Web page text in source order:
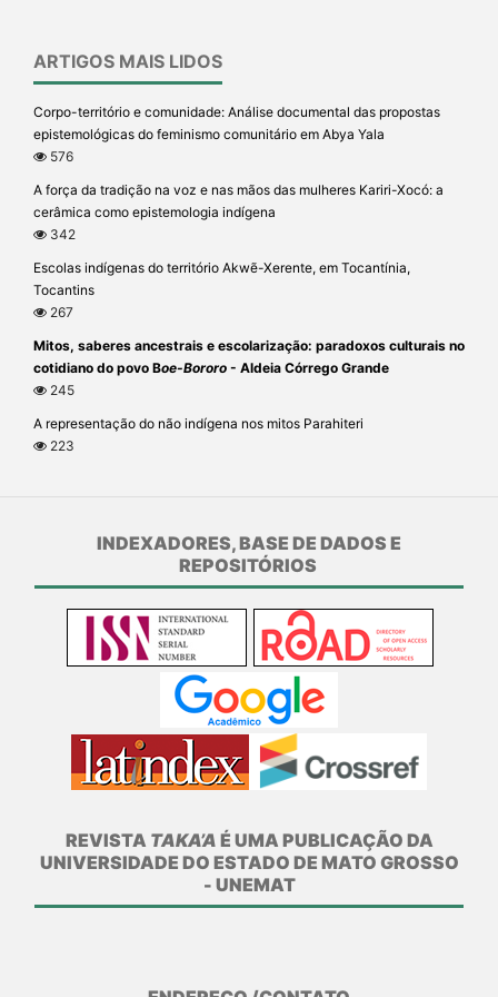
ARTIGOS MAIS LIDOS
Corpo-território e comunidade: Análise documental das propostas
epistemológicas do feminismo comunitário em Abya Yala
576
A força da tradição na voz e nas mãos das mulheres Kariri-Xocó: a
cerâmica como epistemologia indígena
342
Escolas indígenas do território Akwẽ-Xerente, em Tocantínia,
Tocantins
267
Mitos, saberes ancestrais e escolarização: paradoxos culturais no
cotidiano do povo Boe-Bororo - Aldeia Córrego Grande
245
A representação do não indígena nos mitos Parahiteri
223
INDEXADORES, BASE DE DADOS E
REPOSITÓRIOS
REVISTA TAKA’A É UMA PUBLICAÇÃO DA
UNIVERSIDADE DO ESTADO DE MATO GROSSO
- UNEMAT